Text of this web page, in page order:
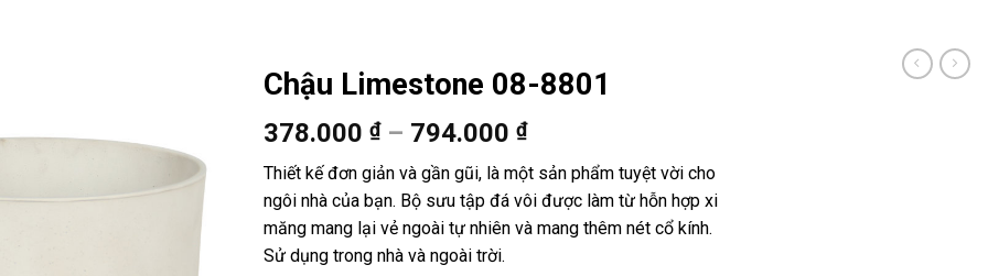
Thêm
vào
yêu
thích
Chậu Limestone 08-8801
378.000 ₫ – 794.000 ₫Khoảng
giá:
từ
378.000 ₫
đến
Thiết kế đơn giản và gần gũi, là một sản phẩm tuyệt vời cho
ngôi nhà của bạn. Bộ sưu tập đá vôi được làm từ hỗn hợp xi
măng mang lại vẻ ngoài tự nhiên và mang thêm nét cổ kính.
Sử dụng trong nhà và ngoài trời.